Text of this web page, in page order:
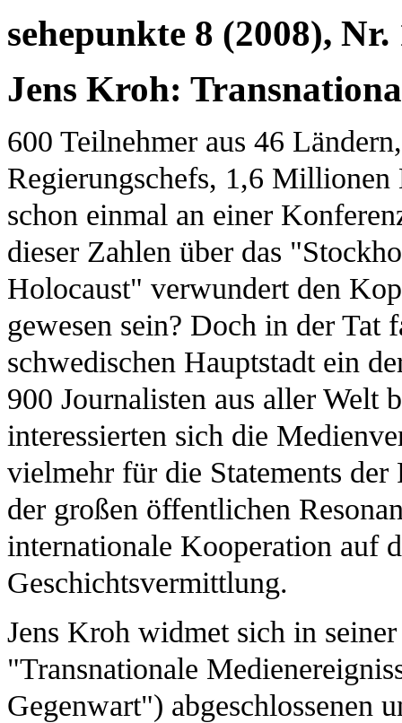
sehepunkte 8 (2008), Nr.
Jens Kroh:
600 Teilnehmer aus 46
Regierungschefs, 1,6
schon einmal an einer
dieser Zahlen über das
Holocaust" verwundert den
gewesen sein? Doch in der Tat
schwedischen Hauptstadt ein
900 Journalisten aus aller Welt
interessierten sich die
vielmehr für die Statements
der großen öffentlichen
internationale Kooperation auf
Geschichtsvermittlung.
Jens Kroh widmet sich in
"Transnationale
Gegenwart") abgeschlossenen